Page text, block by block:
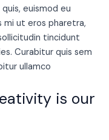
euismod eu
mi ut eros pharetra,
tincidunt
Curabitur quis sem
ullamco
is our